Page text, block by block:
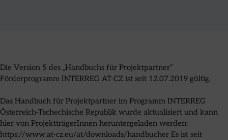
Die Version 5 des „Handbuchs für Projektpartner“
Förderprogramm INTERREG AT-CZ ist seit 12.07.2019 gültig.
Das Handbuch für Projektpartner im Programm INTERREG
Österreich-Tschechische Republik wurde aktualisiert und kann
hier von ProjektträgerInnen heruntergeladen werden:
https://www.at-cz.eu/at/downloads/handbucher Es ist seit